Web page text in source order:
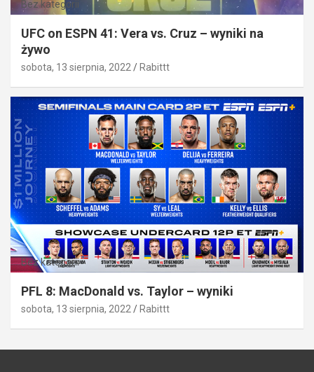
Bez kategorii
UFC on ESPN 41: Vera vs. Cruz – wyniki na
żywo
sobota, 13 sierpnia, 2022 Rabittt
Bez kategorii
PFL 8: MacDonald vs. Taylor – wyniki
sobota, 13 sierpnia, 2022 Rabittt